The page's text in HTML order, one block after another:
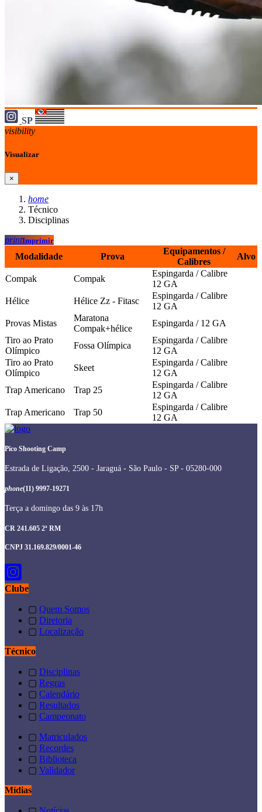
SP
visibility
Visualizar
×
home
Técnico
Disciplinas
printImprimir
Modalidade Prova
Equipamentos /
Calibres
Alvo
Compak Compak
Espingarda / Calibre
12 GA
Hélice
Hélice Zz - Fitasc
Espingarda / Calibre
12 GA
Provas Mistas
Maratona
Compak+hélice
Espingarda / 12 GA
Tiro ao Prato
Olímpico
Fossa Olímpica
Espingarda / Calibre
12 GA
Tiro ao Prato
Olímpico
Skeet
Espingarda / Calibre
12 GA
Trap Americano
Trap 25
Espingarda / Calibre
12 GA
Trap Americano
Trap 50
Espingarda / Calibre
12 GA
Pico Shooting Camp
Estrada de Ligação, 2500 - Jaraguá - São Paulo - SP - 05280-000
phone(11) 9997-19271
Terça a domingo das 9 às 17h
CR 241.605 2ª RM
CNPJ 31.169.829/0001-46
Clube
▢ Quem Somos
▢ Diretoria
▢ Localização
Técnico
▢ Disciplinas
▢ Regras
▢ Calendário
▢ Resultados
▢ Campeonato
▢ Matriculados
▢ Recordes
▢ Biblioteca
▢ Validador
Mídias